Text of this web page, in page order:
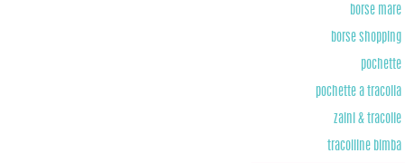
borse mare
borse shopping
pochette
pochette a tracolla
zaini & tracolle
tracolline bimba